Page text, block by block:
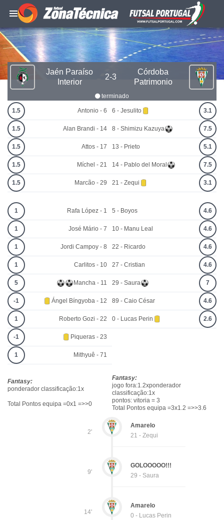
Jaén Paraíso
Interior
2-3
Córdoba
Patrimonio
terminado
1.5 Antonio - 6
1.5 Alan Brandi - 14
1.5 Attos - 17
1.5 Míchel - 21
1.5 Marcão - 29
6 - Jesulito 3.1
8 - Shimizu Kazuya 7.5
13 - Prieto 5.1
14 - Pablo del Moral 7.5
21 - Zequi 3.1
1 Rafa López - 1
1 José Mário - 7
1 Jordi Campoy - 8
1 Carlitos - 10
5 Mancha - 11
-1 Ángel Bíngyoba - 12
1 Roberto Gozi - 22
-1 Piqueras - 23
1 Mithyuê - 71
5 - Boyos 4.6
10 - Manu Leal 4.6
22 - Ricardo 4.6
27 - Cristian 4.6
29 - Saura 7
89 - Caio César 4.6
0 - Lucas Perin 2.6
Fantasy:
ponderador classificação:1x
Total Pontos equipa =0x1 =>>0
Fantasy:
jogo fora:1.2xponderador
classificação:1x
pontos: vitoria = 3
Total Pontos equipa =3x1.2 =>>3.6
2'
Amarelo
21 - Zequi
9'
GOLOOOOO!!!
29 - Saura
14'
Amarelo
0 - Lucas Perin